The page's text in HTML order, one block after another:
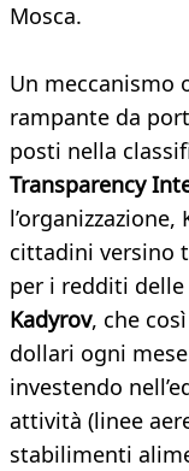
Mosca.
Un meccanismo
rampante da
posti nella
Transparency
cittadini versino
per i redditi delle
Kadyrov, che
dollari ogni
investendo
attività (linee
stabilimenti